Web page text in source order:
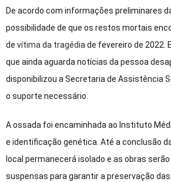
De acordo com informações preliminares
possibilidade de que os restos mortais
de vítima da tragédiade fevereiro de 2022.
que ainda aguarda notícias da pessoa
disponibilizou a Secretaria de Assistência
o suporte necessário.
A ossada foi encaminhada ao Instituto
e identificação genética. Até a conclusão
local permanecerá isolado e as obras
suspensas para garantir a preservação